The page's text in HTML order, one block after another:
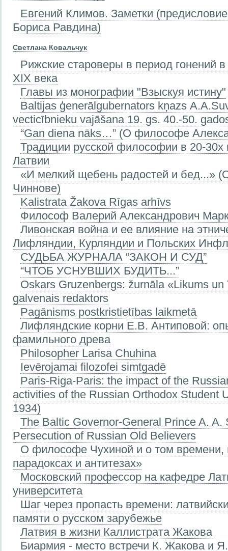
Евгений Климов. Заметки
Бориса Равдина)
Светлана Ковальчук
Рижские староверы в период гонений
XIX века
Главы из монографии "Взыскуя истину"
Baltijas ģenerālgubernators kņazs
vecticībnieku vajāšana 19. gs. 40.-50.
“Gan diena nāks…” (О философе
Традиции русской философии в 20-30х
Латвии
«И мелкий щебень радостей и бед...»
Чиннове)
Kalistrata Žakova Rīgas arhīvs
Философ Валерий Александрович
Ливонская война и ее влияние на
Лифляндии, Курляндии и Польских
СУДЬБА ЖУРНАЛА “ЗАКОН И СУД”
“ЧТОБ УСНУВШИХ БУДИТЬ...”
Oskars Gruzenbergs: žurnāla «Likums un
galvenais redaktors
Pagānisms postkristietības laikmetā
Лифляндские корни Е.В. Антиповой:
фамильного древа
Philosopher Larisa Chuhina
Ievērojamai filozofei simtgadē
Paris-Riga-Paris: the impact of the
activities of the Russian Orthodox Student
1934)
The Baltic Governor-General Prince A. A.
Persecution of Russian Old Believers
О философе Чухиной и о том времени,
парадоксах и антитезах»
Московский профессор на кафедре
университета
Шаг через пропасть времени:
памяти о русском зарубежье
Латвия в жизни Каллистрата Жакова
Биармия - место встречи К. Жакова и